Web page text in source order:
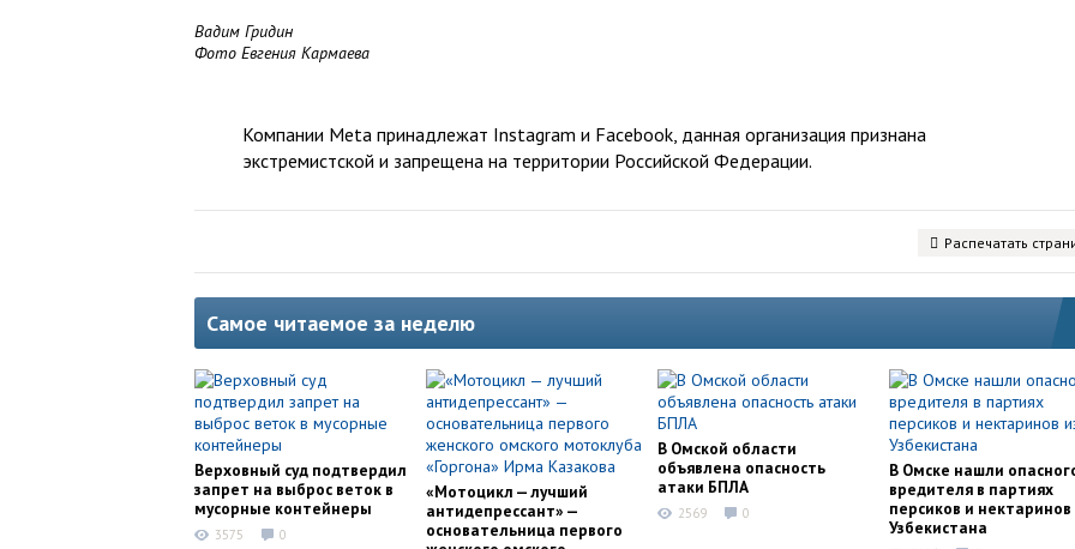
Вадим Гридин
Фото Евгения Кармаева
Компании Meta принадлежат Instagram и Facebook, данная организация признана
экстремистской и запрещена на территории Российской Федерации.
Распечатать
Самое читаемое за неделю
Верховный суд подтвердил
запрет на выброс веток в
мусорные контейнеры
3575 0
«Мотоцикл — лучший
антидепрессант» —
основательница первого
В Омской области
объявлена опасность
атаки БПЛА
2569 0
В Омске нашли
вредителя в партиях
персиков и нектаринов
Узбекистана